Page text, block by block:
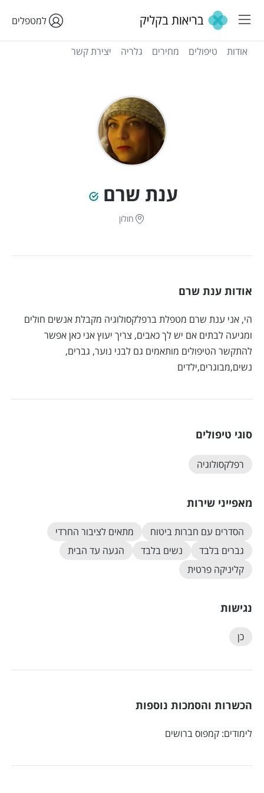
למטפלים
ענת שרם
חולון
אודות טיפולים מחירים גלריה יצירת קשר
אודות ענת שרם
הי, אני ענת שרם מטפלת ברפלקסולוגיה מקבלת אנשים חולים
ומגיעה לבתים אם יש לך כאבים, צריך יעוץ אני כאן אפשר
להתקשר הטיפולים מותאמים גם לבני נוער, גברים,
נשים,מבוגרים,ילדים
סוגי טיפולים
רפלקסולוגיה
מאפייני שירות
הסדרים עם חברות ביטוח
מתאים לציבור החרדי
גברים בלבד
נשים בלבד
הגעה עד הבית
קליניקה פרטית
נגישות
כן
הכשרות והסמכות נוספות
לימודים: קמפוס ברושים